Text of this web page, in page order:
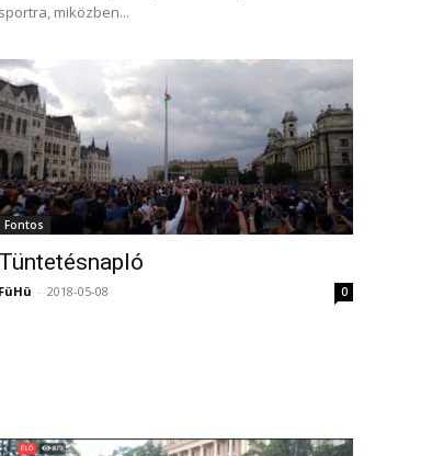
sportra, miközben...
Fontos
Tüntetésnapló
FüHü - 2018-05-08 0